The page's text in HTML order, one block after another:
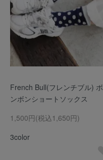
French Bull(フレンチブル) ボ
ンボンショートソックス
1,500円(税込1,650円)
3color